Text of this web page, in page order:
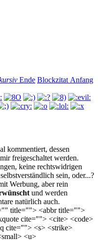
Ende Blockzitat Anfang
kommentiert, dessen
freigeschaltet werden.
keine rechtswidrigen
sein, oder...?
Werbung, aber rein
und werden
natürlich auch.
title=""> <abbr title="">
cite=""> <cite> <code>
cite=""> <s> <strike>
<u>